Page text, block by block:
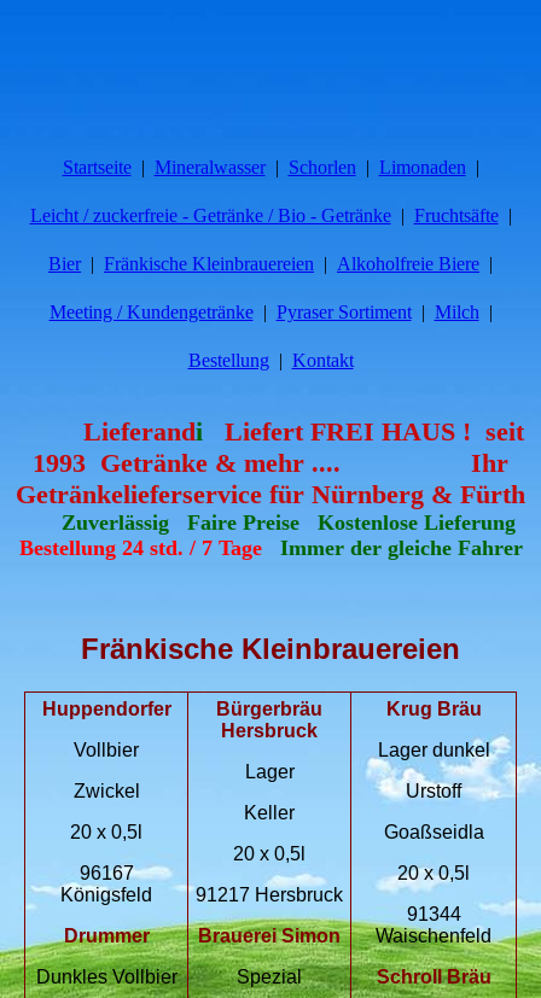
Startseite Mineralwasser Schorlen Limonaden
Leicht / zuckerfreie - Getränke / Bio - Getränke Fruchtsäfte
Bier Fränkische Kleinbrauereien Alkoholfreie Biere
Meeting / Kundengetränke Pyraser Sortiment Milch
Bestellung Kontakt
Lieferandi Liefert FREI HAUS ! seit
1993 Getränke & mehr ....
Ihr
Getränkelieferservice für Nürnberg & Fürth
Zuverlässig Faire Preise Kostenlose Lieferung
Bestellung 24 std. / 7 Tage
Immer der gleiche Fahrer
Fränkische Kleinbrauereien
Huppendorfer
Vollbier
Zwickel
20 x 0,5l
96167
Königsfeld
Drummer
Dunkles Vollbier
Bürgerbräu
Hersbruck
Lager
Keller
20 x 0,5l
91217 Hersbruck
Brauerei Simon
Spezial
Krug Bräu
Lager dunkel
Urstoff
Goaßseidla
20 x 0,5l
91344
Waischenfeld
Schroll Bräu